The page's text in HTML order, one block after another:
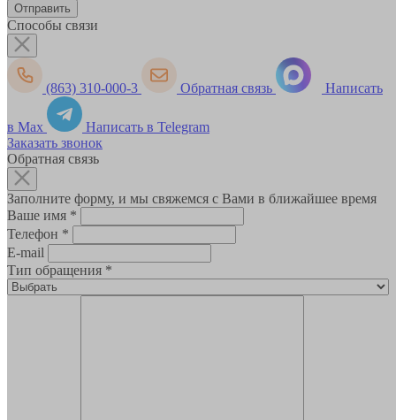
Способы связи
(863) 310-000-3 Обратная связь Написать
в Max
Написать в Telegram
Заказать звонок
Обратная связь
Заполните форму, и мы свяжемся с Вами в ближайшее время
Ваше имя *
Телефон *
E-mail
Тип обращения *